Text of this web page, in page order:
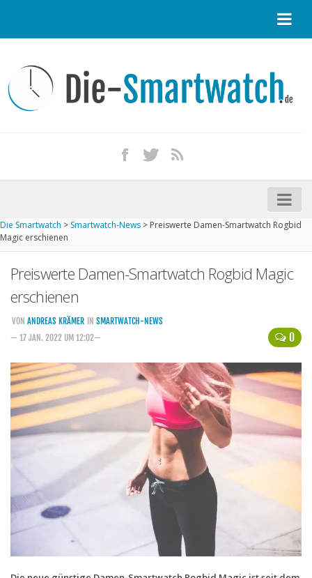
Kontakt / Tipp geben
Impressum
iPhone kaufen
Startseite
Kommende Smartwatches
Handytarife
BASE
Smartphonetarife
Datentarife
o2
Smartphonetarife
Prepaid-Tarife
Mobilfunk-Vergleichsrechner
Die Smartwatch > Smartwatch-News > Preiswerte Damen-Smartwatch Rogbid
Magic erschienen
Preiswerte Damen-Smartwatch Rogbid Magic
erschienen
0
VON ANDREAS KRÄMER IN SMARTWATCH-NEWS
— 17 JAN. 2022 UM 12:02—